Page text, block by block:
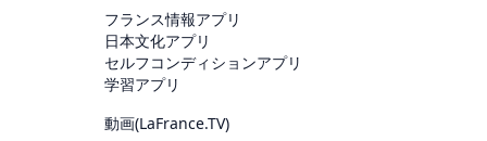
フランス情報アプリ
日本文化アプリ
セルフコンディションアプリ
学習アプリ
動画(LaFrance.TV)